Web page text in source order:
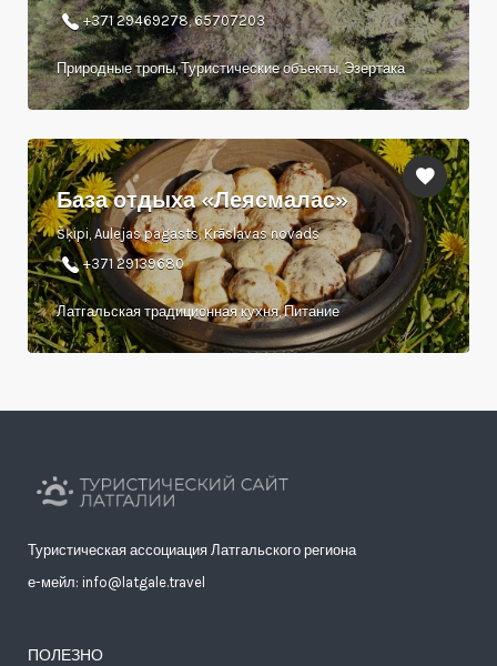
+371 29469278, 65707203
Природные тропы, Туристические объекты, Эзертака
База отдыха «Леясмалас»
Šķipi, Aulejas pagasts, Krāslavas novads
+371 29139680
Латгальская традиционная кухня, Питание
Туристическая ассоциация Латгальского региона
е-мейл: info@latgale.travel
ПОЛЕЗНО